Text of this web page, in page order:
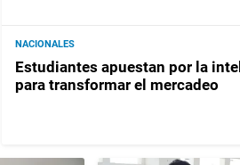
NACIONALES
Estudiantes apuestan por la
para transformar el mercadeo